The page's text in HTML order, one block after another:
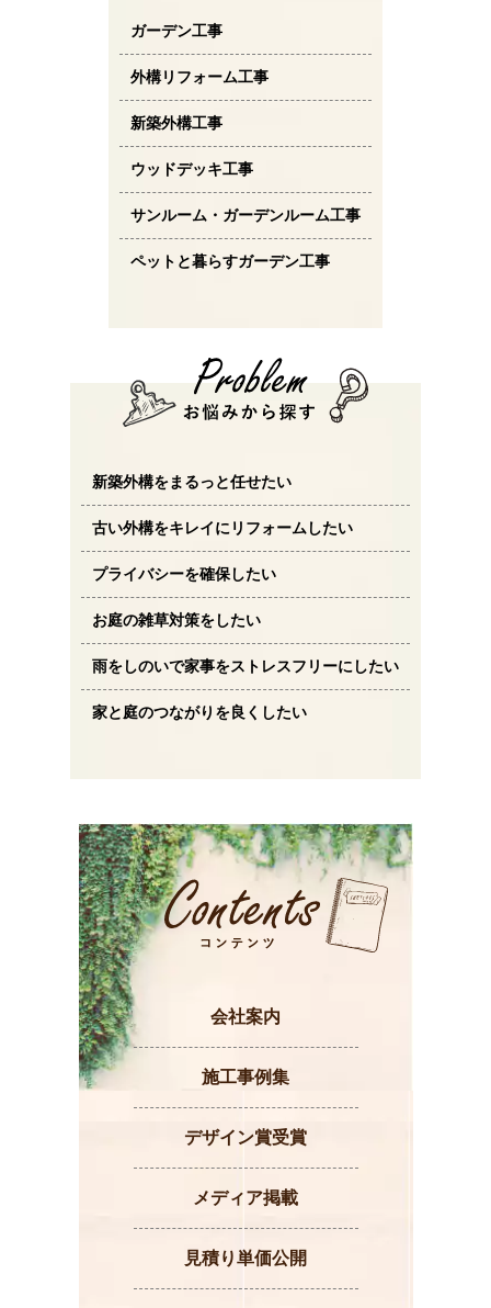
ガーデン工事
外構リフォーム工事
新築外構工事
ウッドデッキ工事
サンルーム・ガーデンルーム工事
ペットと暮らすガーデン工事
新築外構をまるっと任せたい
古い外構をキレイにリフォームしたい
プライバシーを確保したい
お庭の雑草対策をしたい
雨をしのいで家事をストレスフリーにしたい
家と庭のつながりを良くしたい
会社案内
施工事例集
デザイン賞受賞
メディア掲載
見積り単価公開